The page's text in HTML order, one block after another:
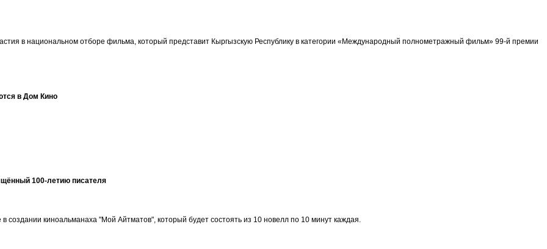
в национальном отборе фильма, который представит Кыргызскую Республику в категории «Международный полнометражный фильм» 99-й премии
в Дом Кино
100-летию писателя
создании киноальманаха "Мой Айтматов", который будет состоять из 10 новелл по 10 минут каждая.